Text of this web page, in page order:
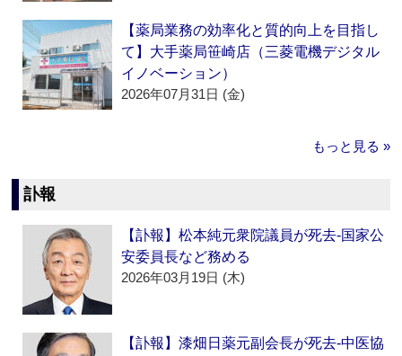
【薬局業務の効率化と質的向上を目指し
て】大手薬局笹崎店（三菱電機デジタル
イノベーション）
2026年07月31日 (金)
もっと見る »
訃報
【訃報】松本純元衆院議員が死去‐国家公
安委員長など務める
2026年03月19日 (木)
【訃報】漆畑日薬元副会長が死去‐中医協